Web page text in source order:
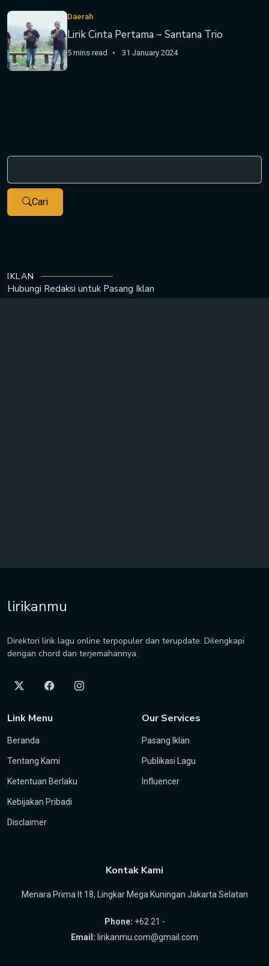
Daerah
Lirik Cinta Pertama ~ Santana Trio
5 mins read 31 January 2024
Cari
IKLAN
Hubungi Redaksi untuk Pasang Iklan
lirikanmu
Direktori lirik lagu online terpopuler dan terupdate. Dilengkapi
dengan chord dan terjemahannya.
Link Menu
Beranda
Tentang Kami
Ketentuan Berlaku
Kebijakan Pribadi
Disclaimer
Our Services
Pasang Iklan
Publikasi Lagu
Influencer
Kontak Kami
Menara Prima lt 18, Lingkar Mega Kuningan Jakarta Selatan
Phone: +62 21 -
Email: lirikanmu.com@gmail.com